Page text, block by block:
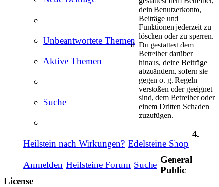
Unbeantwortete Themen
Aktive Themen
Suche
Heilstein nach Wirkungen? Edelsteine Shop
Anmelden Heilsteine Forum Suche
dein Benutzerkonto,
Beiträge und
Funktionen jederzeit zu
löschen oder zu sperren.
Du gestattest dem
Betreiber darüber
hinaus, deine Beiträge
abzuändern, sofern sie
gegen o. g. Regeln
verstoßen oder geeignet
sind, dem Betreiber oder
einem Dritten Schaden
zuzufügen.
4.
General
Public
License